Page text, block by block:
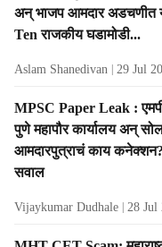
अन् भाजप आमदार अडचणीत
Ten राजकीय घडामोडी...
Aslam Shanedivan 29 Jul
MPSC Paper Leak :
पुणे महापौर कार्यालय अन्‌
आमदारपुत्राचं काय
सवाल
Vijaykumar Dudhale 28 Jul